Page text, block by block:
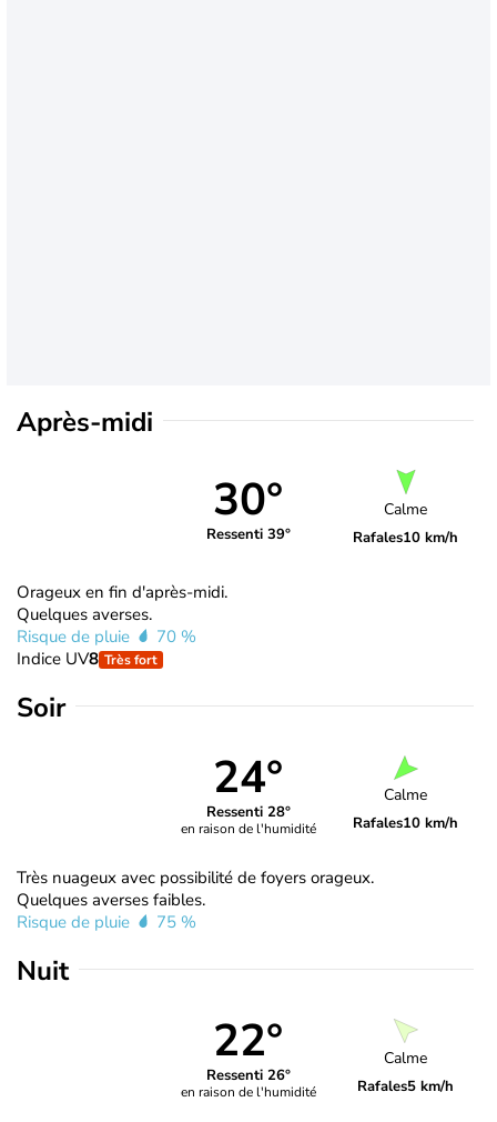
Après-midi
30°
Ressenti 39°
Calme
Rafales10 km/h
Orageux en fin d'après-midi.
Quelques averses.
Risque de pluie
70 %
Indice UV8 Très fort
Soir
24°
Ressenti 28°
en raison de l'humidité
Calme
Rafales10 km/h
Très nuageux avec possibilité de foyers orageux.
Quelques averses faibles.
Risque de pluie
75 %
Nuit
22°
Ressenti 26°
en raison de l'humidité
Calme
Rafales5 km/h